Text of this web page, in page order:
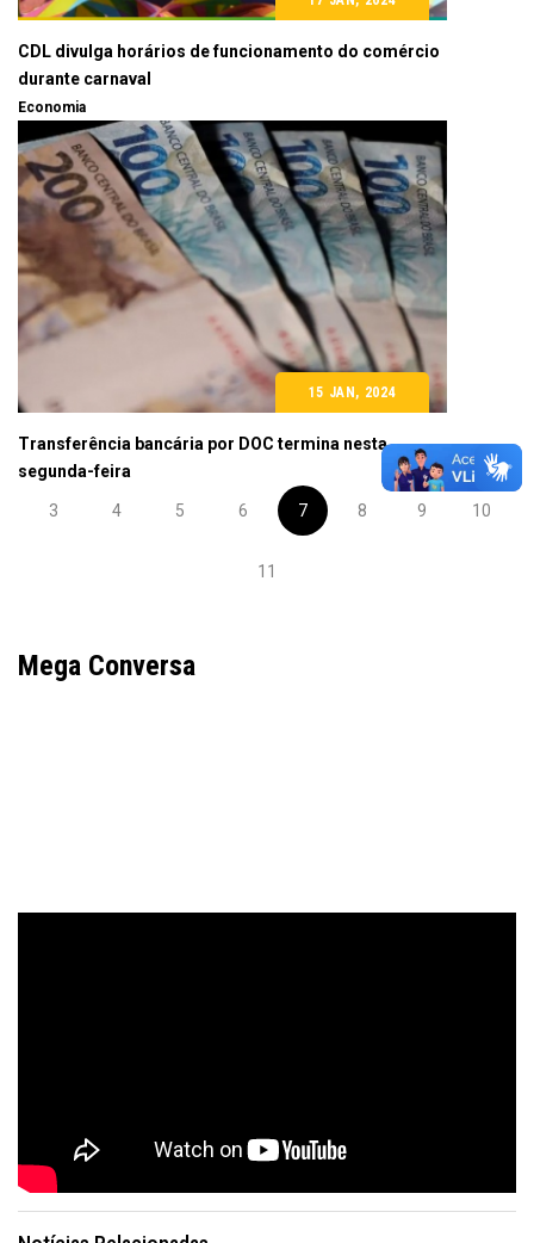
CDL divulga horários de funcionamento do comércio
durante carnaval
Economia
15 JAN, 2024
Transferência bancária por DOC termina nesta
segunda-feira
3 4 5 6 7 8 9 10
11
Mega Conversa